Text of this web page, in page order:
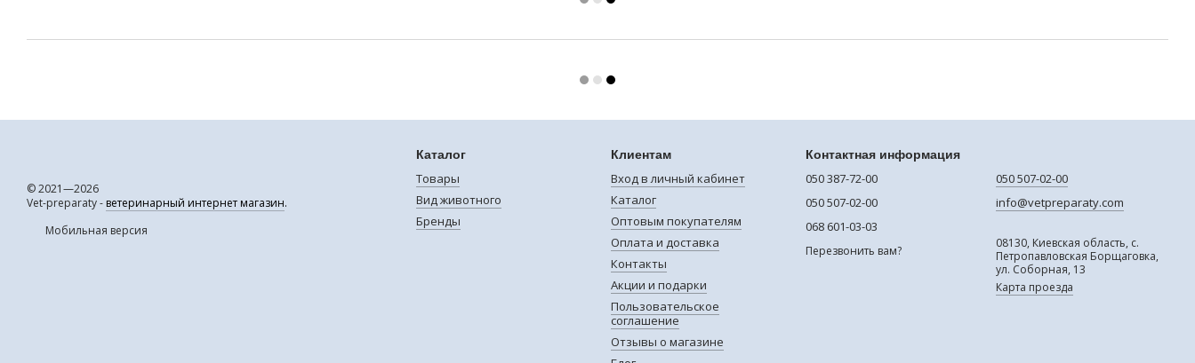
© 2021—2026
Vet-preparaty - ветеринарный интернет магазин.
Мобильная версия
Каталог
Товары
Вид животного
Бренды
Клиентам
Вход в личный кабинет
Каталог
Оптовым покупателям
Оплата и доставка
Контакты
Акции и подарки
Пользовательское
соглашение
Отзывы о магазине
Контактная информация
050 387-72-00
050 507-02-00
068 601-03-03
Перезвонить вам?
050 507-02-00
info@vetpreparaty.com
08130, Киевская область, с.
Петропавловская Борщаговка,
ул. Соборная, 13
Карта проезда